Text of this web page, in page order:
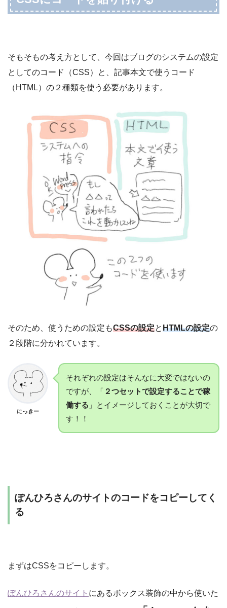
そもそもの考え方として、今回はブログのシステムの設定
としてのコード（CSS）と、記事本文で使うコード
（HTML）の２種類を使う必要があります。
そのため、使うための設定もCSSの設定とHTMLの設定の
２段階に分かれています。
にっきー
それぞれの設定はそんなに大変ではないの
ですが、「 ２つセットで設定することで稼
働する 」とイメージしておくことが大切で
す！！
ぽんひろさんのサイトのコードをコピーしてく
る
まずはCSSをコピーします。
ぽんひろさんのサイト にあるボックス装飾の中から使いた